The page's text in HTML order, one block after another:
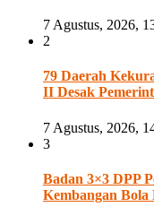
7 Agustus, 2026,
2
79 Daerah
II Desak
7 Agustus, 2026,
3
Badan 3×3 DPP
Kembangan Bola